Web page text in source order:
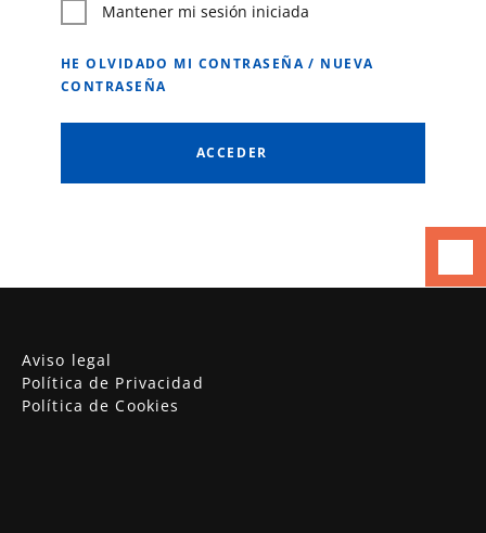
Mantener mi sesión iniciada
HE OLVIDADO MI CONTRASEÑA / NUEVA
CONTRASEÑA
Aviso legal
Política de Privacidad
Política de Cookies